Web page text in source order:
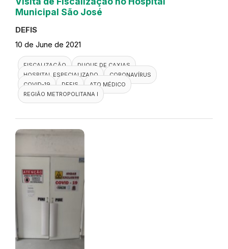
Municipal São José
DEFIS
10 de June de 2021
FISCALIZAÇÃO
DUQUE DE CAXIAS
HOSPITAL ESPECIALIZADO
CORONAVÍRUS
COVID-19
DEFIS
ATO MÉDICO
REGIÃO METROPOLITANA I